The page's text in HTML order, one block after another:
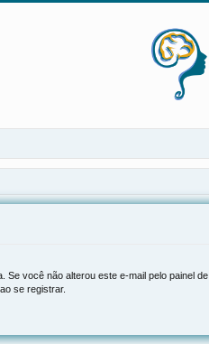
Se você não alterou este e-mail pelo painel de
se registrar.